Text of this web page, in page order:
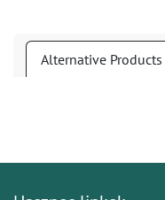
Alternative Products